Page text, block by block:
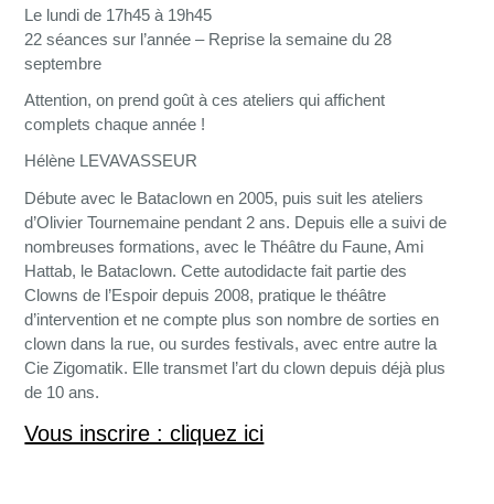
Le lundi de 17h45 à 19h45
22 séances sur l’année – Reprise la semaine du 28
septembre
Attention, on prend goût à ces ateliers qui affichent
complets chaque année !
Hélène LEVAVASSEUR
Débute avec le Bataclown en 2005, puis suit les ateliers
d’Olivier Tournemaine pendant 2 ans. Depuis elle a suivi de
nombreuses formations, avec le Théâtre du Faune, Ami
Hattab, le Bataclown. Cette autodidacte fait partie des
Clowns de l’Espoir depuis 2008, pratique le théâtre
d’intervention et ne compte plus son nombre de sorties en
clown dans la rue, ou surdes festivals, avec entre autre la
Cie Zigomatik. Elle transmet l’art du clown depuis déjà plus
de 10 ans.
Vous inscrire : cliquez ici